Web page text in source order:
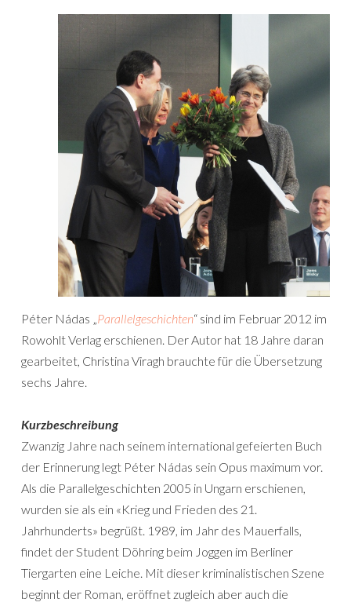
Péter Nádas „Parallelgeschichten“ sind im Februar 2012 im
Rowohlt Verlag erschienen. Der Autor hat 18 Jahre daran
gearbeitet, Christina Viragh brauchte für die Übersetzung
sechs Jahre.
Kurzbeschreibung
Zwanzig Jahre nach seinem international gefeierten Buch
der Erinnerung legt Péter Nádas sein Opus maximum vor.
Als die Parallelgeschichten 2005 in Ungarn erschienen,
wurden sie als ein «Krieg und Frieden des 21.
Jahrhunderts» begrüßt. 1989, im Jahr des Mauerfalls,
findet der Student Döhring beim Joggen im Berliner
Tiergarten eine Leiche. Mit dieser kriminalistischen Szene
beginnt der Roman, eröffnet zugleich aber auch die